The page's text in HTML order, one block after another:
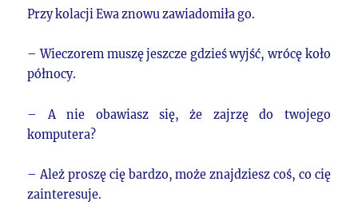
Przy kolacji Ewa znowu zawiadomiła go.
– Wieczorem muszę jeszcze gdzieś wyjść, wrócę koło
północy.
– A nie obawiasz się, że zajrzę do twojego
komputera?
– Ależ proszę cię bardzo, może znajdziesz coś, co cię
zainteresuje.